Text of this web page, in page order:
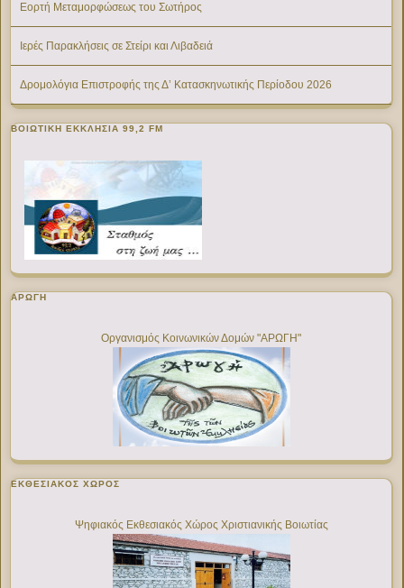
Εορτή Μεταμορφώσεως του Σωτήρος
Ιερές Παρακλήσεις σε Στείρι και Λιβαδειά
Δρομολόγια Επιστροφής της Δ’ Κατασκηνωτικής Περίοδου 2026
ΒΟΙΩΤΙΚΉ ΕΚΚΛΗΣΊΑ 99,2 FM
ΑΡΩΓΗ
Οργανισμός Κοινωνικών Δομών "ΑΡΩΓΗ"
ΕΚΘΕΣΙΑΚΌΣ ΧΏΡΟΣ
Ψηφιακός Εκθεσιακός Χώρος Χριστιανικής Βοιωτίας